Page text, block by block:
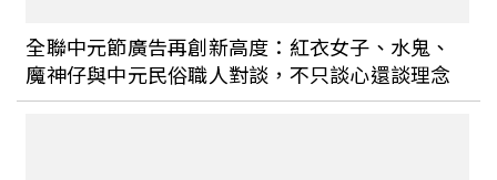
全聯中元節廣告再創新高度：紅衣女子、水鬼、
魔神仔與中元民俗職人對談，不只談心還談理念